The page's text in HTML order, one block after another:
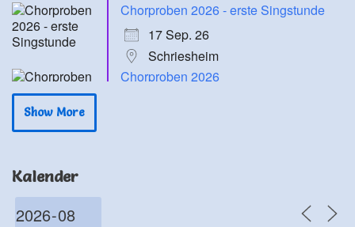
Chorproben 2026 - erste Singstunde
17 Sep. 26
Schriesheim
Chorproben 2026
Show More
Kalender